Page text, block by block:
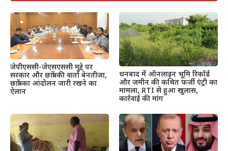
जेपीएससी-जेएसएससी मुद्दे पर
सरकार और छात्रों की वार्ता बेनतीजा,
छात्रों का आंदोलन जारी रखने का
ऐलान
धनबाद में ऑनलाइन भूमि रिकॉर्ड
और जमीन की कथित फर्जी एंट्री का
मामला, RTI से हुआ खुलास,
कार्रवाई की मांग